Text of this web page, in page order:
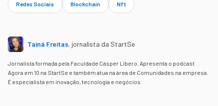
Redes Sociais Blockchain Nft
Tainá Freitas, jornalista da StartSe
Jornalista formada pela Faculdade Cásper Líbero. Apresenta o podcast
Agora em 10 na StartSe e também atua na área de Comunidades na empresa.
É especialista em inovação, tecnologia e negócios.